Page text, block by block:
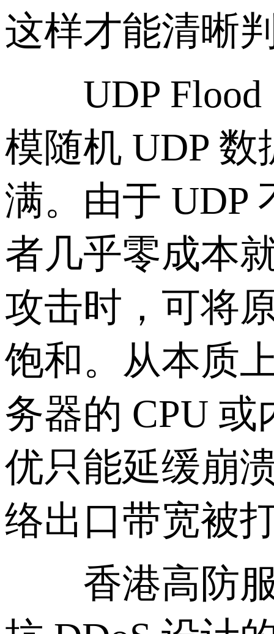
这样才能清晰
UDP Flood
模随机 UDP
满。由于 UDP
者几乎零成本
攻击时，可将
饱和。从本质
务器的 CPU
优只能延缓崩
络出口带宽被
香港高防服